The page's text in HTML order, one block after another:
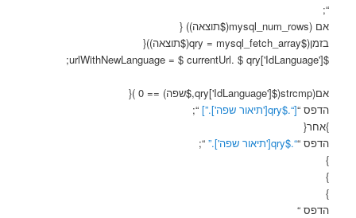
“;
אם (mysql_num_rows($תוצאה)) {
בזמן($qry = mysql_fetch_array($תוצאה)){
$urlWithNewLanguage = $ currentUrl. $ qry['IdLanguage'];
אם(strcmp($qry['IdLanguage'],$שפה) == 0 ){
הדפס “[“.$qry['תיאור שפה'].”]
“;
}אחר{
הדפס ““.$qry['תיאור שפה'].”
“;
}
}
}
הדפס “